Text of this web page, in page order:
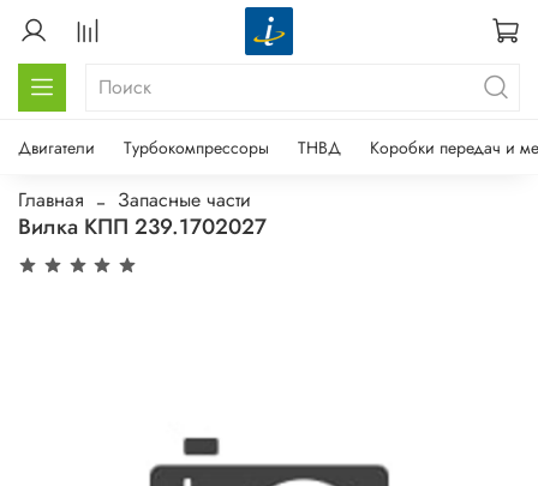
Двигатели Турбокомпрессоры ТНВД Коробки передач и
Главная Запасные части
Вилка КПП 239.1702027